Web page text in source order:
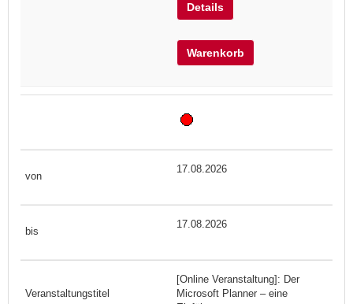
Details
Warenkorb
17.08.2026
17.08.2026
[Online Veranstaltung]: Der
Microsoft Planner – eine